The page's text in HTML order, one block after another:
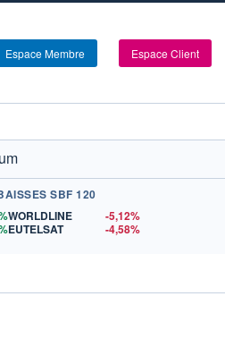
Espace Membre Espace Client
SBF 120
WORLDLINE
-5,12%
EUTELSAT
-4,58%